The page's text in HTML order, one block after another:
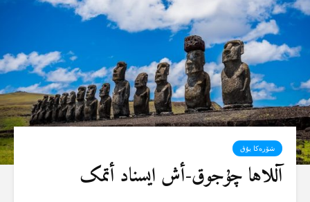
شۆرەکا یۇق
آللاها چۇجوق-أش ایسناد أتمک